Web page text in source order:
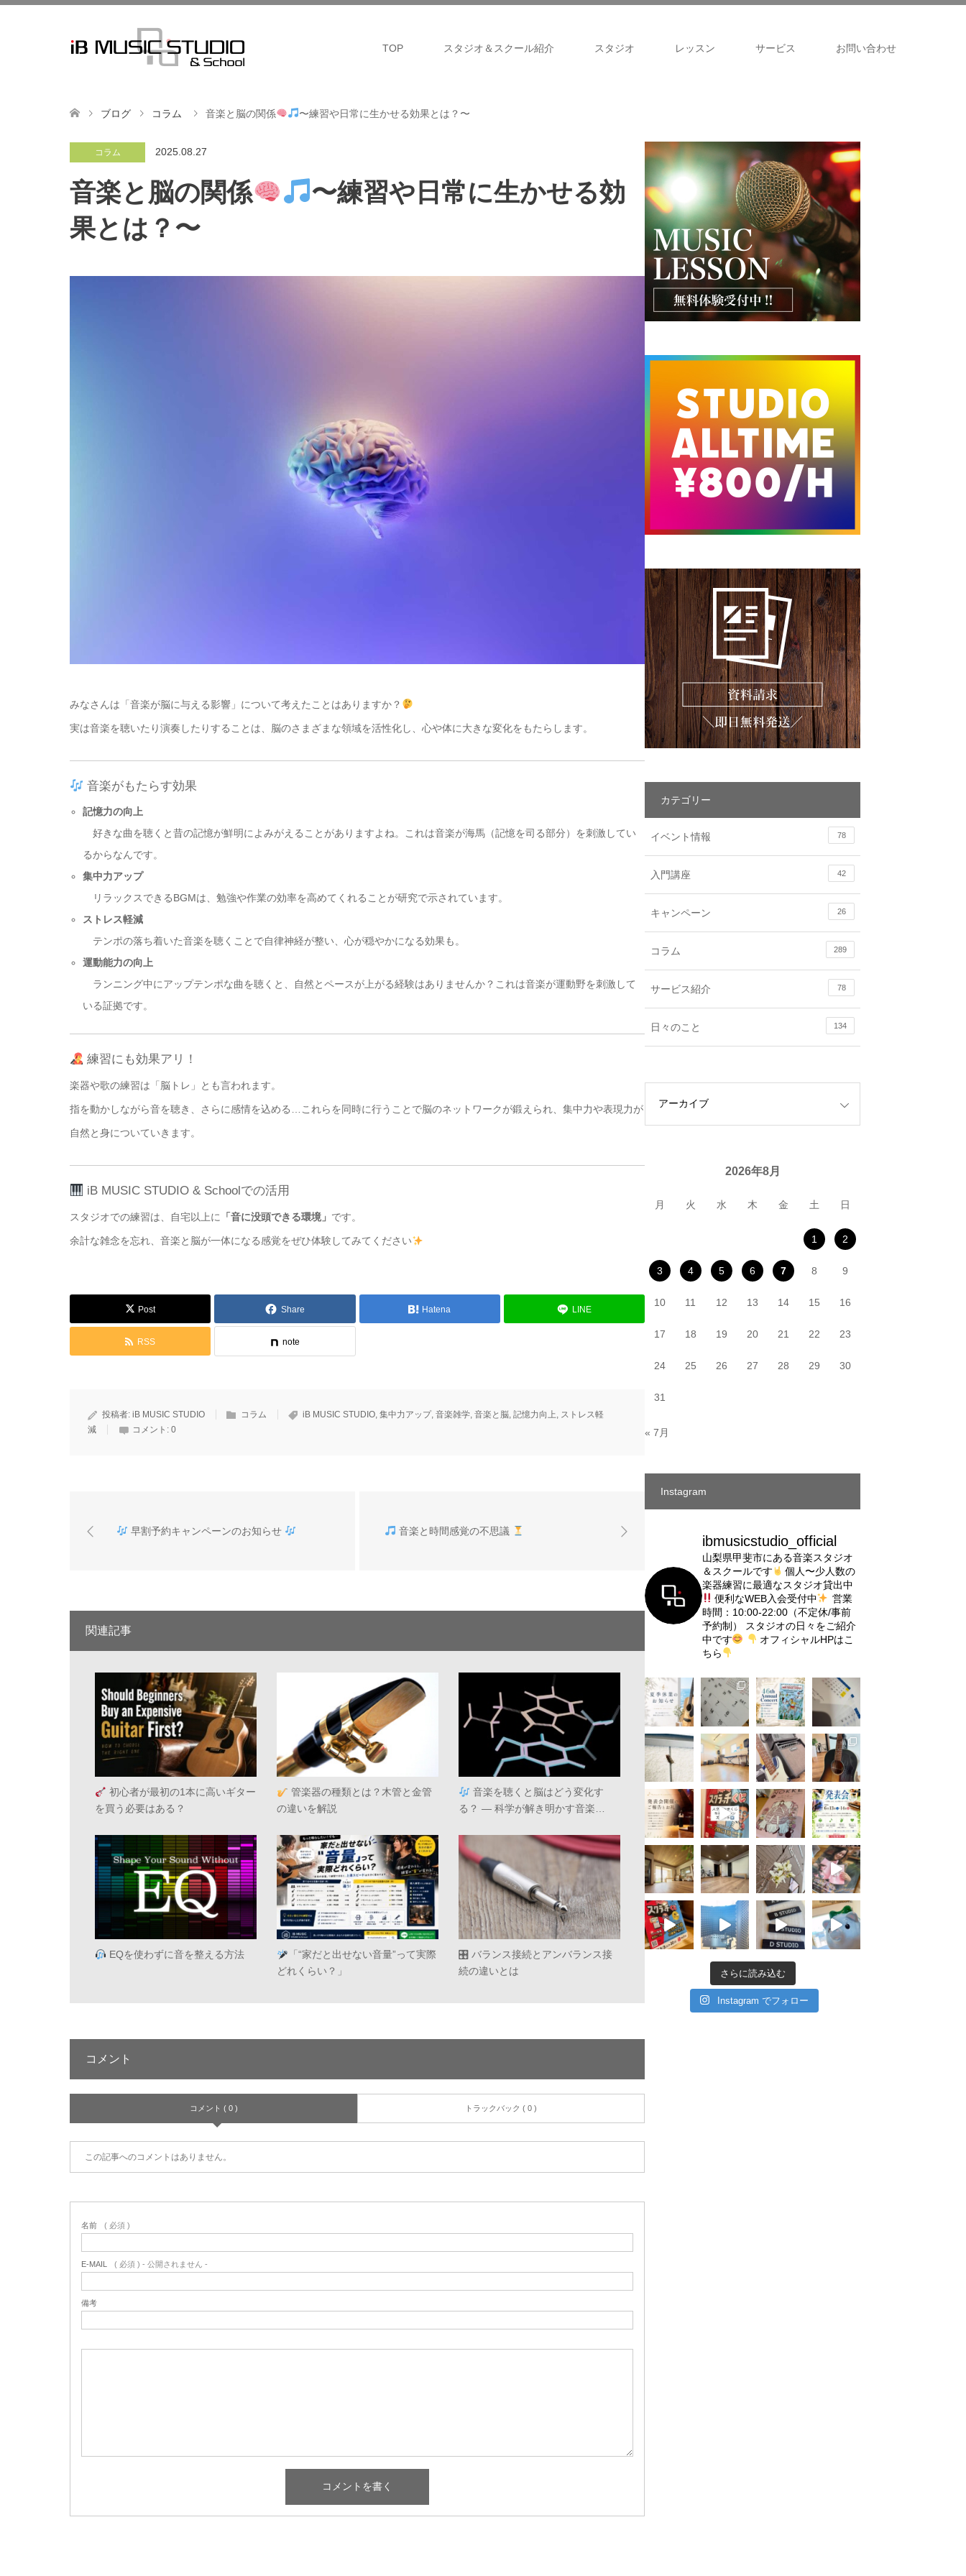
TOP スタジオ＆スクール紹介 スタジオ レッスン サービス お問い合わせ
ブログ コラム 音楽と脳の関係 〜練習や日常に生かせる効果とは？〜
コラム 2025.08.27
音楽と脳の関係
〜練習や日常に生かせる効
果とは？〜
みなさんは「音楽が脳に与える影響」について考えたことはありますか？
実は音楽を聴いたり演奏したりすることは、脳のさまざまな領域を活性化し、心や体に大きな変化をもたらします。
音楽がもたらす効果
記憶力の向上
好きな曲を聴くと昔の記憶が鮮明によみがえることがありますよね。これは音楽が海馬（記憶を司る部分）を刺激してい
るからなんです。
集中力アップ
リラックスできるBGMは、勉強や作業の効率を高めてくれることが研究で示されています。
ストレス軽減
テンポの落ち着いた音楽を聴くことで自律神経が整い、心が穏やかになる効果も。
運動能力の向上
ランニング中にアップテンポな曲を聴くと、自然とペースが上がる経験はありませんか？これは音楽が運動野を刺激して
いる証拠です。
練習にも効果アリ！
楽器や歌の練習は「脳トレ」とも言われます。
指を動かしながら音を聴き、さらに感情を込める…これらを同時に行うことで脳のネットワークが鍛えられ、集中力や表現力が
自然と身についていきます。
iB MUSIC STUDIO & Schoolでの活用
スタジオでの練習は、自宅以上に 「音に没頭できる環境」 です。
余計な雑念を忘れ、音楽と脳が一体になる感覚をぜひ体験してみてください
Post Share Hatena LINE
RSS note
投稿者: iB MUSIC STUDIO コラム iB MUSIC STUDIO, 集中力アップ, 音楽雑学, 音楽と脳, 記憶力向上, ストレス軽
減
コメント: 0
早割予約キャンペーンのお知らせ 音楽と時間感覚の不思議
関連記事
初心者が最初の1本に高いギター
を買う必要はある？
管楽器の種類とは？木管と金管
の違いを解説
音楽を聴くと脳はどう変化す
る？ ― 科学が解き明かす音楽…
EQを使わずに音を整える方法
「“家だと出せない音量”って実際
どれくらい？」
🎛 バランス接続とアンバランス接
続の違いとは
コメント
コメント ( 0 ) トラックバック ( 0 )
この記事へのコメントはありません。
名前 ( 必須 )
E-MAIL ( 必須 ) - 公開されません -
備考
カテゴリー
イベント情報 78
入門講座 42
キャンペーン 26
コラム 289
サービス紹介 78
日々のこと 134
2026年8月
月 火 水 木 金 土 日
1 2
3 4 5 6 7 8 9
10 11 12 13 14 15 16
17 18 19 20 21 22 23
24 25 26 27 28 29 30
31
« 7月
Instagram
ibmusicstudio_official
山梨県甲斐市にある音楽スタジオ
＆スクールです
個人〜少人数の
楽器練習に最適なスタジオ貸出中
便利なWEB入会受付中
営業
時間：10:00-22:00（不定休/事前
予約制）
スタジオの日々をご紹介
中です
オフィシャルHPはこ
ちら
さらに読み込む
Instagram でフォロー